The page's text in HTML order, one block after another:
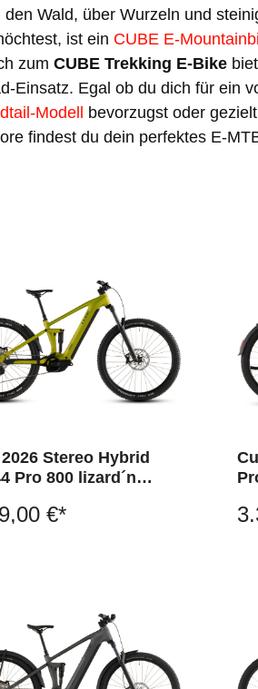
den Wald, über Wurzeln und
ist ein CUBE E-
zum CUBE Trekking E-Bike
Einsatz. Egal ob du dich für ein
Modell
bevorzugst oder
findest du dein perfektes E-
Stereo Hybrid
Pro 800 lizard´n
€*